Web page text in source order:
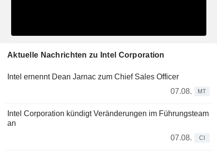
Aktuelle Nachrichten zu Intel Corporation
Intel ernennt Dean Jarnac zum Chief Sales Officer
07.08.
MT
Intel Corporation kündigt Veränderungen im Führungsteam
an
07.08.
CI